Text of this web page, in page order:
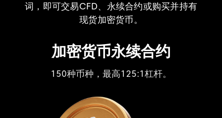
词，即可交易CFD、永续合约或购买并持有
现货加密货币。
Buy Crypto
拥有加密货币。
安全托管。